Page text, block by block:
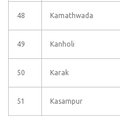
48 Kamathwada
49 Kanholi
50 Karak
51 Kasampur